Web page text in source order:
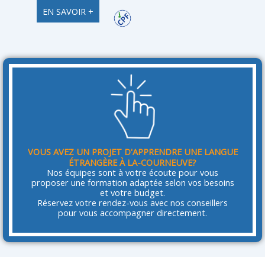
EN SAVOIR +
VOUS AVEZ UN PROJET D'APPRENDRE UNE LANGUE
ÉTRANGÈRE À LA-COURNEUVE?
Nos équipes sont à votre écoute pour vous
proposer une formation adaptée selon vos besoins
et votre budget.
Réservez votre rendez-vous avec nos conseillers
pour vous accompagner directement.